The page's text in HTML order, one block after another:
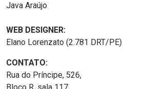
Java Araújo
WEB DESIGNER:
Elano Lorenzato (2.781 DRT/PE)
CONTATO:
Rua do Príncipe, 526,